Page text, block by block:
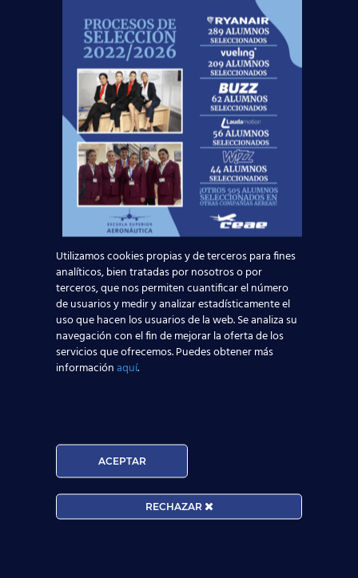
¡Nos vemosvolando!
Noticias Relacionadas
Madrid-Barajas supera los 6 millones de
pasajeros junio: qué significa para quienes
quieren ser TCP
¡Últimas plazas! Nuevo Curso TCP en Madrid
– Tercer cuatrimestre 2026
Leer más
Leer más
Utilizamos cookies propias y de terceros para fines
analíticos, bien tratadas por nosotros o por
terceros, que nos permiten cuantificar el número
de usuarios y medir y analizar estadísticamente el
uso que hacen los usuarios de la web. Se analiza su
navegación con el fin de mejorar la oferta de los
servicios que ofrecemos. Puedes obtener más
informaciónaquí.
ACEPTAR
RECHAZAR